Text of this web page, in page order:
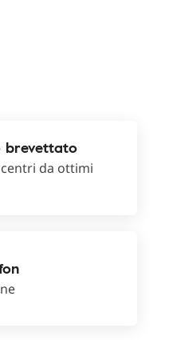
brevettato
da ottimi